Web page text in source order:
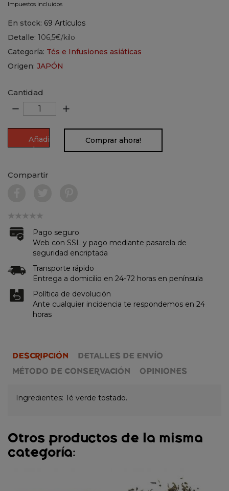
Impuestos incluidos
En stock: 69 Artículos
Detalle: 106,5€/kilo
Categoría: Tés e Infusiones asiáticas
Origen: JAPÓN
Cantidad
remove add
Añadir
al
Comprar ahora!
Compartir
Pago seguro
Web con SSL y pago mediante pasarela de
seguridad encriptada
Transporte rápido
Entrega a domicilio en 24-72 horas en península
Política de devolución
Ante cualquier incidencia te respondemos en 24
horas
DESCRIPCIÓN
DETALLES DE ENVÍO
MÉTODO DE CONSERVACIÓN
OPINIONES
Ingredientes: Té verde tostado.
Otros productos de la misma
categoría: